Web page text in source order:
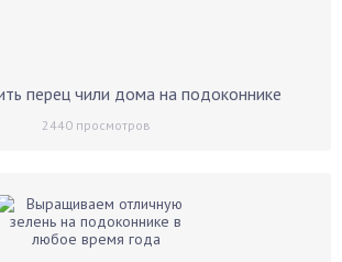
перец чили дома на подоконнике
2440просмотров